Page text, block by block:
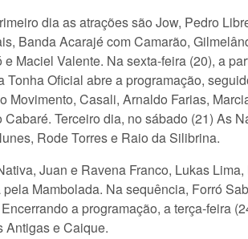
dia as atrações são Jow, Pedro
Banda Acarajé com Camarão,
e Maciel Valente. Na sexta-feira (20), a
Tonha Oficial abre a programação,
Movimento, Casali, Arnaldo Farias,
Cabaré. Terceiro dia, no sábado (21) As
Rode Torres e Raio da Silibrina.
Juan e Ravena Franco, Lukas
Mambolada. Na sequência, Forró
a programação, a terça-feira
Antigas e Caique.